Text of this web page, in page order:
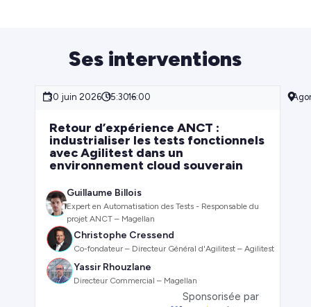
Ses interventions
30 juin 2026 15:30 –16:00
Retour d’expérience ANCT :
industrialiser les tests fonctionnels
avec Agilitest dans un
environnement cloud souverain
Guillaume Billois
Expert en Automatisation des Tests - Responsable du
projet ANCT – Magellan
Christophe Cressend
Co-fondateur – Directeur Général d'Agilitest – Agilitest
Yassir Rhouzlane
Directeur Commercial – Magellan
Sponsorisée par